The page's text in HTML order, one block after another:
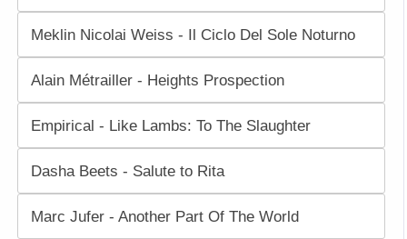
Meklin Nicolai Weiss - Il Ciclo Del Sole Noturno
Alain Métrailler - Heights Prospection
Empirical - Like Lambs: To The Slaughter
Dasha Beets - Salute to Rita
Marc Jufer - Another Part Of The World